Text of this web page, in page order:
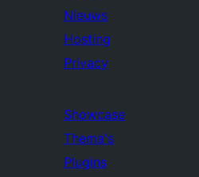
Nieuws
Hosting
Privacy
Showcase
Thema's
Plugins